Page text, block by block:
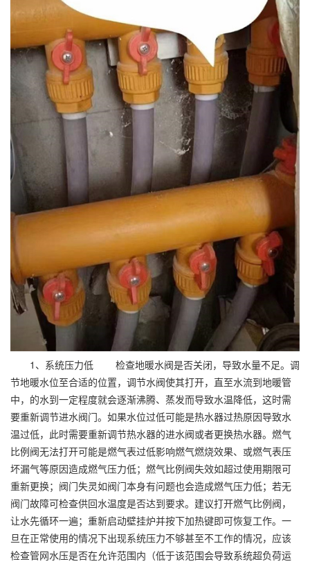
1、系统压力低 检查地暖水阀是否关闭，导致水量不足。调
节地暖水位至合适的位置，调节水阀使其打开，直至水流到地暖管
中，的水到一定程度就会逐渐沸腾、蒸发而导致水温降低，这时需
要重新调节进水阀门。如果水位过低可能是热水器过热原因导致水
温过低，此时需要重新调节热水器的进水阀或者更换热水器。燃气
比例阀无法打开可能是燃气表过低影响燃气燃烧效果、或燃气表压
坏漏气等原因造成燃气压力低；燃气比例阀失效如超过使用期限可
重新更换；阀门失灵如阀门本身有问题也会造成燃气压力低；若无
阀门故障可检查供回水温度是否达到要求。建议打开燃气比例阀，
让水先循环一遍；重新启动壁挂炉并按下加热键即可恢复工作。一
旦在正常使用的情况下出现系统压力不够甚至不工作的情况，应该
检查管网水压是否在允许范围内（低于该范围会导致系统超负荷运